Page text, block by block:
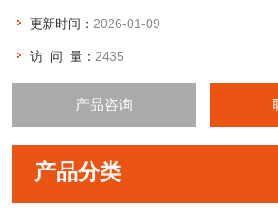
更新时间： 2026-01-09
访 问 量： 2435
产品咨询
产品分类